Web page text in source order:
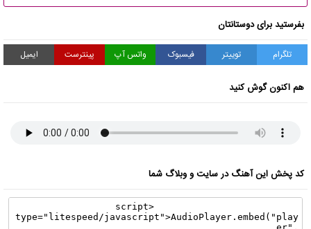
بفرستید برای دوستانتان
تلگرام توییتر فیسبوک واتس آپ پینترست ایمیل
هم اکنون گوش کنید
کد پخش این آهنگ در سایت و وبلاگ شما